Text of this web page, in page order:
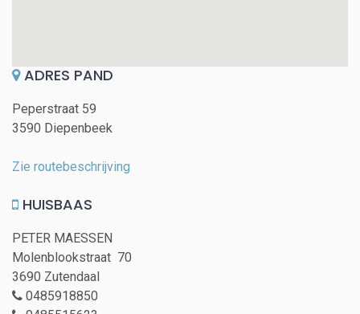
ADRES PAND
Peperstraat 59
3590 Diepenbeek
Zie routebeschrijving
HUISBAAS
PETER MAESSEN
Molenblookstraat 70
3690 Zutendaal
0485918850